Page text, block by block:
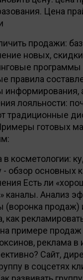
Цена
продажи:
новых,
программы
правила
информирования,
лояльности:
традиционные
готовых
в косметологии:
- обзор основных
Есть ли
каналы. Анализ
(воронка продаж)
как
примере продаж
реклама в
Сайт,
в соцсетях